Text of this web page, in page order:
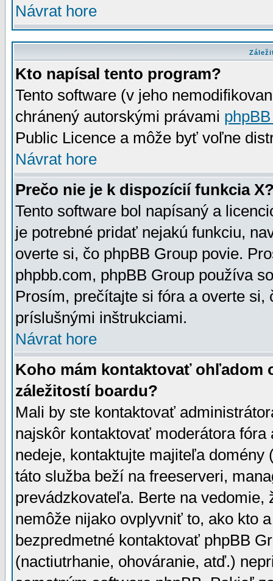
Návrat hore
Kto napísal tento program?
Tento software (v jeho
chránený autorskými právami
Public Licence a môže byť voľne
Návrat hore
Prečo nie je k dispozícií funkcia
Tento software bol napísaný a
je potrebné pridať nejakú funkciu,
overte si, čo phpBB Group povie.
phpbb.com, phpBB Group používa
Prosím, prečítajte si fóra a overte
príslušnými inštrukciami.
Návrat hore
Koho mám kontaktovať ohľadom
záležitostí boardu?
Mali by ste kontaktovať
najskôr kontaktovať moderátora
nedeje, kontaktujte majiteľa
táto služba beží na freeserveri,
prevádzkovateľa. Berte na vedomie,
nemôže nijako ovplyvniť to, ako kto
bezpredmetné kontaktovať phpBB
(nactiutrhanie, ohováranie, atď.)